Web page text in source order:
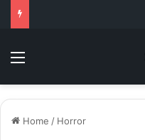
Menu
Home / Horror